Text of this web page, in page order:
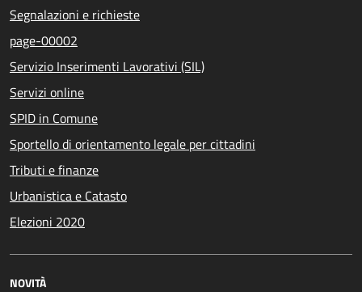
Segnalazioni e richieste
page-00002
Servizio Inserimenti Lavorativi (SIL)
Servizi online
SPID in Comune
Sportello di orientamento legale per cittadini
Tributi e finanze
Urbanistica e Catasto
Elezioni 2020
NOVITÀ